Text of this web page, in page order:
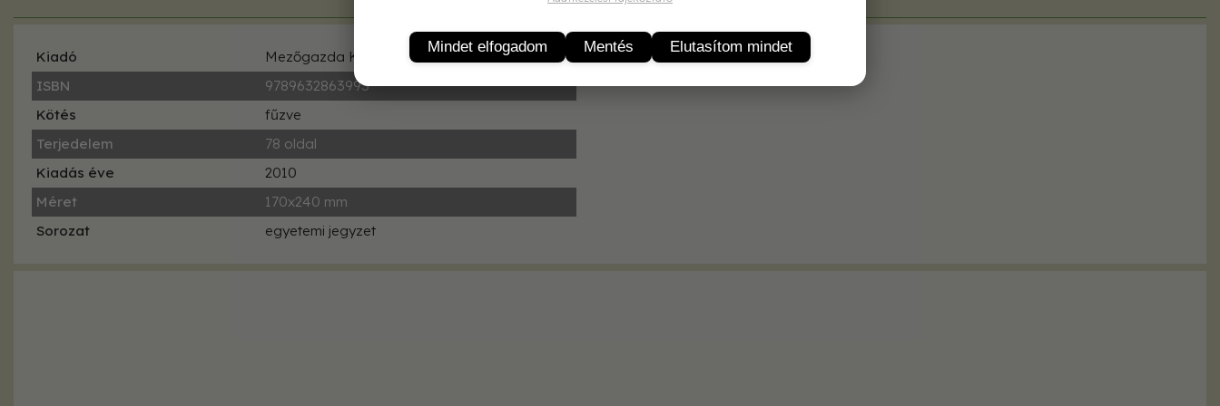
Kiadó
Mezőgazda Kiadó
ISBN
9789632863993
Kötés
fűzve
Terjedelem
78 oldal
Kiadás éve
2010
Méret
170x240 mm
Sorozat
egyetemi jegyzet
Mindet elfogadom Mentés Elutasítom mindet